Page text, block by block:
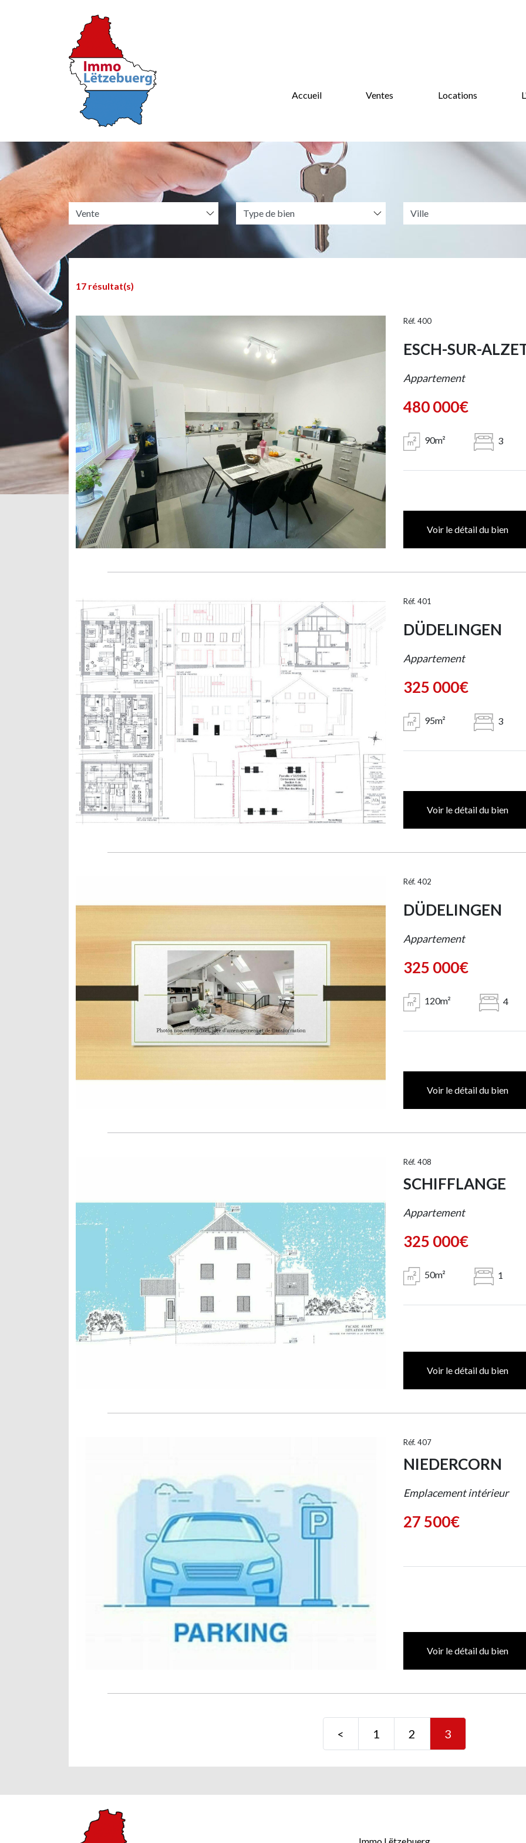
Accueil Ventes Locations
17 résultat(s)
Réf. 400
ESCH-SUR-
Appartement
480 000€
90m² 3
Voir le détail du bien
Réf. 401
DÜDELINGEN
Appartement
325 000€
95m² 3
Voir le détail du bien
Réf. 402
DÜDELINGEN
Appartement
325 000€
120m² 4
Voir le détail du bien
Réf. 408
SCHIFFLANGE
Appartement
325 000€
50m² 1
Voir le détail du bien
Réf. 407
NIEDERCORN
Emplacement intérieur
27 500€
Voir le détail du bien
< 1 2 3